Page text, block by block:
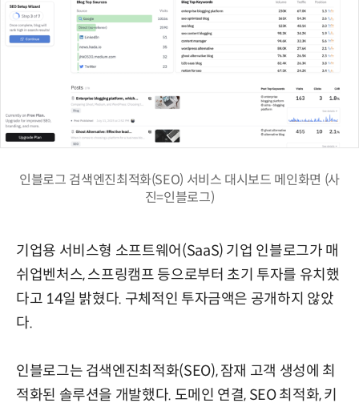
인블로그 검색엔진최적화(SEO) 서비스 대시보드 메인화면 (사
진=인블로그)
기업용 서비스형 소프트웨어(SaaS) 기업 인블로그가 매
쉬업벤처스, 스프링캠프 등으로부터 초기 투자를 유치했
다고 14일 밝혔다. 구체적인 투자금액은 공개하지 않았
다.
인블로그는 검색엔진최적화(SEO), 잠재 고객 생성에 최
적화된 솔루션을 개발했다. 도메인 연결, SEO 최적화, 키